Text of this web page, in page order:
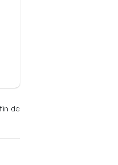
de